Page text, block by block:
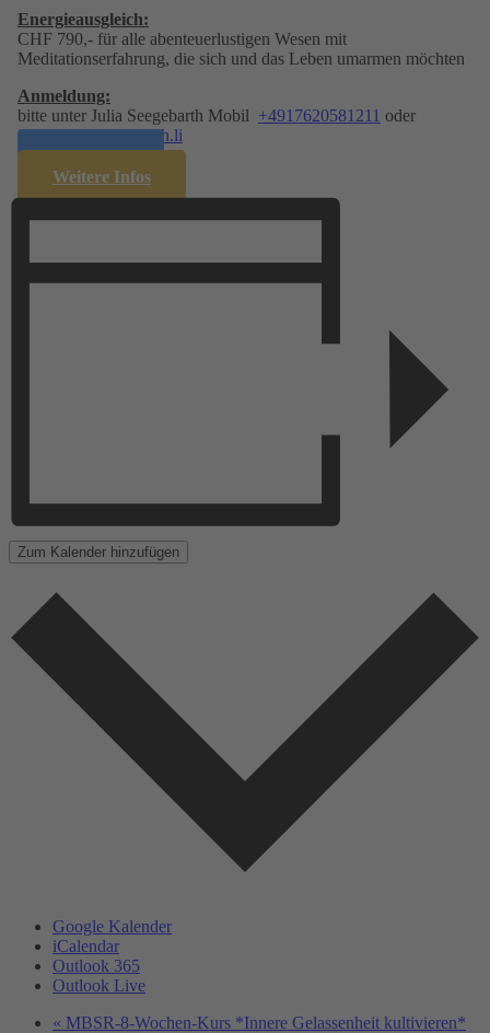
Energie­ausgleich:
CHF 790,- für alle abenteuerlustigen Wesen mit
Meditationserfahrung, die sich und das Leben umarmen möchten
Anmeldung:
bitte unter Julia Seegebarth Mobil +4917620581211 oder
info@julia-seegebarth.li
Anmelden
Weitere Infos
Zum Kalender hinzufügen
Google Kalender
iCalendar
Outlook 365
Outlook Live
« MBSR-8-Wochen-Kurs *Innere Gelassenheit kultivieren*